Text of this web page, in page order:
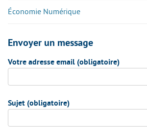
Économie Numérique
Envoyer un message
Votre adresse email (obligatoire)
Sujet (obligatoire)